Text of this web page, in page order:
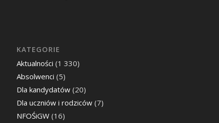
KATEGORIE
Aktualności (1 330)
Absolwenci (5)
Dla kandydatów(20)
Dla uczniów i rodziców(7)
NFOŚiGW(16)